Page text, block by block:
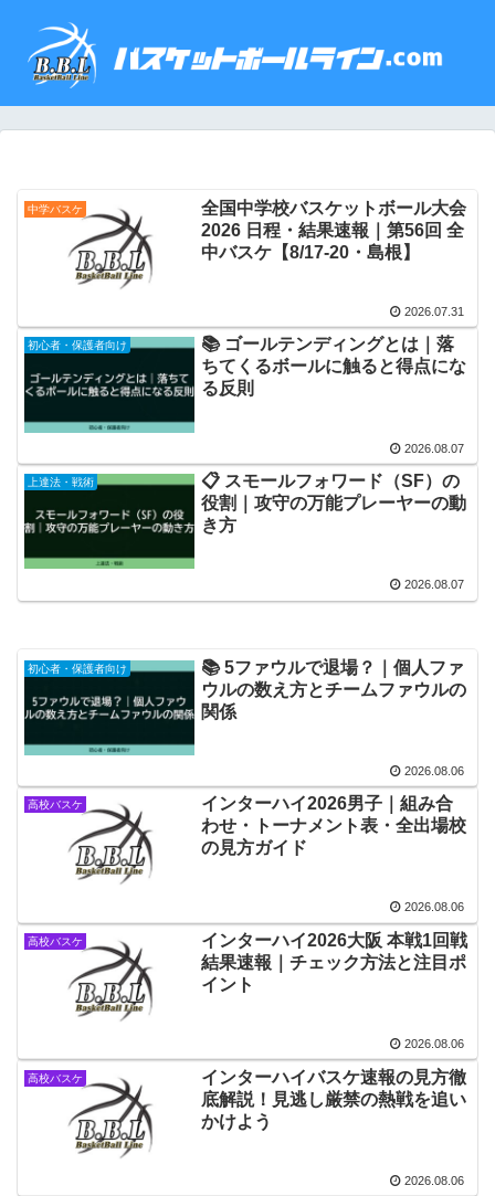
中学バスケ
全国中学校バスケットボール大会
2026 日程・結果速報｜第56回 全
中バスケ【8/17-20・島根】
2026.07.31
初心者・保護者向け
📚 ゴールテンディングとは｜落
ちてくるボールに触ると得点にな
る反則
2026.08.07
上達法・戦術
📋 スモールフォワード（SF）の
役割｜攻守の万能プレーヤーの動
き方
2026.08.07
初心者・保護者向け
📚 5ファウルで退場？｜個人ファ
ウルの数え方とチームファウルの
関係
2026.08.06
高校バスケ
インターハイ2026男子｜組み合
わせ・トーナメント表・全出場校
の見方ガイド
2026.08.06
高校バスケ
インターハイ2026大阪 本戦1回戦
結果速報｜チェック方法と注目ポ
イント
2026.08.06
高校バスケ
インターハイバスケ速報の見方徹
底解説！見逃し厳禁の熱戦を追い
かけよう
2026.08.06